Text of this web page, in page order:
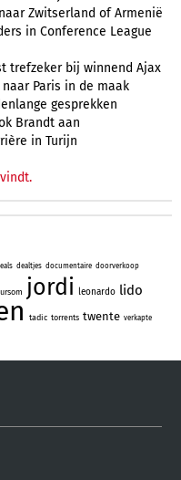
Zwitserland of Armenië
in Conference League
trefzeker bij winnend Ajax
Paris in de maak
gesprekken
Brandt aan
in Turijn
dealtjes documentaire doorverkoop
jordi leonardo lido
tadic torrents twente verkapte